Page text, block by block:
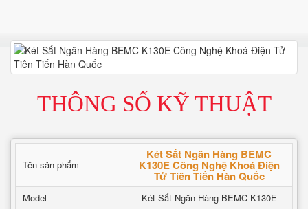
THÔNG SỐ KỸ THUẬT
Tên sản phẩm
Két Sắt Ngân Hàng BEMC
K130E Công Nghệ Khoá Điện
Tử Tiên Tiến Hàn Quốc
Model
Két Sắt Ngân Hàng BEMC K130E